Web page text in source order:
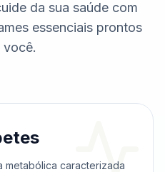
da sua saúde com
essenciais prontos
você.
metabólica caracterizada